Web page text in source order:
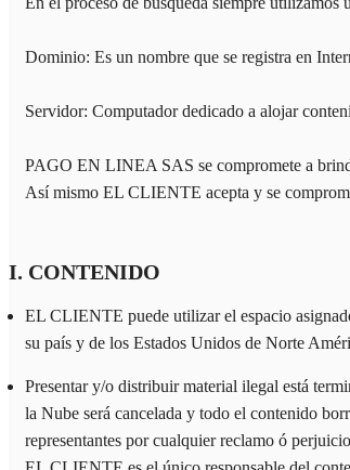
Dominio: Es un nombre que se registra en
Servidor: Computador dedicado a alojar
PAGO EN LINEA SAS se compromete a
Así mismo EL CLIENTE acepta y se
I. CONTENIDO
EL CLIENTE puede utilizar el espacio
su país y de los Estados Unidos de Norte
Presentar y/o distribuir material ilegal está
la Nube será cancelada y todo el contenido
representantes por cualquier reclamo ó